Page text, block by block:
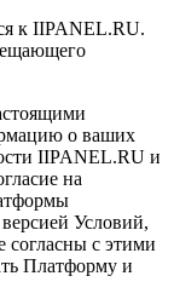
к IIPANEL.RU.
о ваших
IIPANEL.RU и
на
Условий,
с этими
Платформу и